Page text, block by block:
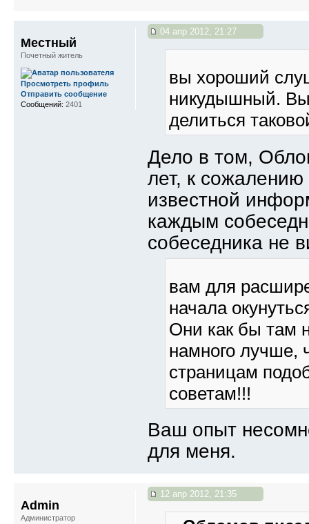
04 апр 2012, 21:27
вы хороший
никудышный.
делиться
Дело в том,
лет, к сожалению
известной
каждым
собеседника не
вам для
начала
Они как бы там
намного лучше,
страницам
советам!!!
Ваш опыт
для меня.
Местный
Почетный житель
Просмотреть профиль
Отправить сообщение
Сообщений: 2401
12 апр 2012, 21:35
Admin
Администратор